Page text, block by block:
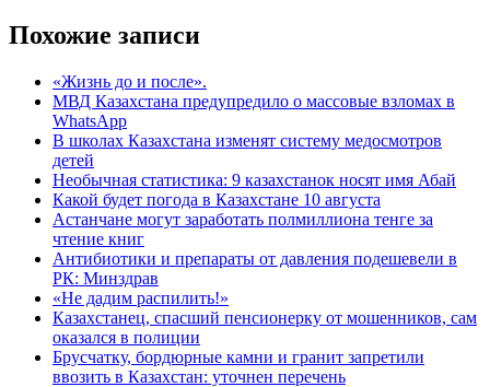
Похожие записи
«Жизнь до и после».
МВД Казахстана предупредило о массовые взломах в
WhatsApp
В школах Казахстана изменят систему медосмотров
детей
Необычная статистика: 9 казахстанок носят имя Абай
Какой будет погода в Казахстане 10 августа
Астанчане могут заработать полмиллиона тенге за
чтение книг
Антибиотики и препараты от давления подешевели в
РК: Минздрав
«Не дадим распилить!»
Казахстанец, спасший пенсионерку от мошенников, сам
оказался в полиции
Брусчатку, бордюрные камни и гранит запретили
ввозить в Казахстан: уточнен перечень